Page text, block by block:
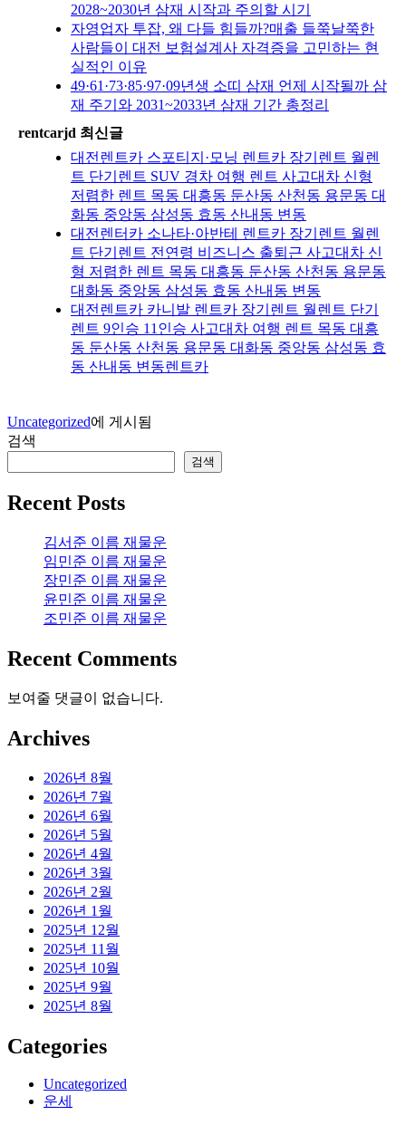
2028~2030년 삼재 시작과 주의할 시기
자영업자 투잡, 왜 다들 힘들까?매출 들쭉날쭉한
사람들이 대전 보험설계사 자격증을 고민하는 현
실적인 이유
49·61·73·85·97·09년생 소띠 삼재 언제 시작될까 삼
재 주기와 2031~2033년 삼재 기간 총정리
rentcarjd 최신글
대전렌트카 스포티지·모닝 렌트카 장기렌트 월렌
트 단기렌트 SUV 경차 여행 렌트 사고대차 신형
저렴한 렌트 목동 대흥동 둔산동 산천동 용문동 대
화동 중앙동 삼성동 효동 산내동 변동
대전렌터카 소나타·아반테 렌트카 장기렌트 월렌
트 단기렌트 전연령 비즈니스 출퇴근 사고대차 신
형 저렴한 렌트 목동 대흥동 둔산동 산천동 용문동
대화동 중앙동 삼성동 효동 산내동 변동
대전렌트카 카니발 렌트카 장기렌트 월렌트 단기
렌트 9인승 11인승 사고대차 여행 렌트 목동 대흥
동 둔산동 산천동 용문동 대화동 중앙동 삼성동 효
동 산내동 변동렌트카
Uncategorized에 게시됨
검색
검색
Recent Posts
김서준 이름 재물운
임민준 이름 재물운
장민준 이름 재물운
윤민준 이름 재물운
조민준 이름 재물운
Recent Comments
보여줄 댓글이 없습니다.
Archives
2026년 8월
2026년 7월
2026년 6월
2026년 5월
2026년 4월
2026년 3월
2026년 2월
2026년 1월
2025년 12월
2025년 11월
2025년 10월
2025년 9월
2025년 8월
Categories
Uncategorized
운세